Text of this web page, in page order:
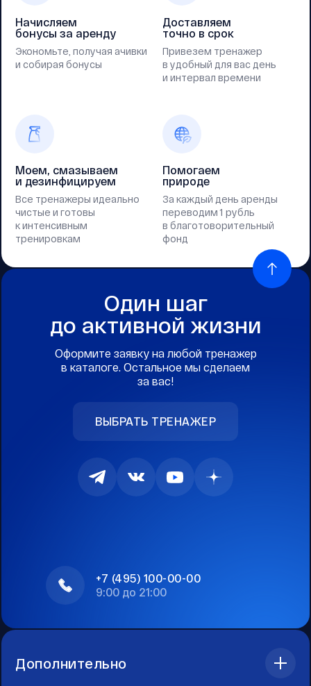
Начисляем
бонусы за аренду
Экономьте, получая ачивки
и собирая бонусы
Доставляем
точно в срок
Привезем тренажер
в удобный для вас день
и интервал времени
Моем, смазываем
и дезинфицируем
Все тренажеры идеально
чистые и готовы
к интенсивным
тренировкам
Помогаем
природе
За каждый день аренды
переводим 1 рубль
в благотоворительный
фонд
Один шаг
до активной жизни
Оформите заявку на любой тренажер
в каталоге. Остальное мы сделаем
за вас!
ВЫБРАТЬ ТРЕНАЖЕР
+7 (495) 100-00-00
9:00 до 21:00
Дополнительно